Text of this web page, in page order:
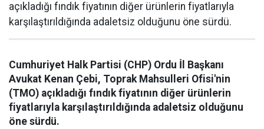
açıkladığı fındık fiyatının diğer ürünlerin fiyatlarıyla
karşılaştırıldığında adaletsiz olduğunu öne sürdü.
Cumhuriyet Halk Partisi (CHP) Ordu İl Başkanı
Avukat Kenan Çebi, Toprak Mahsulleri Ofisi'nin
(TMO) açıkladığı fındık fiyatının diğer ürünlerin
fiyatlarıyla karşılaştırıldığında adaletsiz olduğunu
öne sürdü.